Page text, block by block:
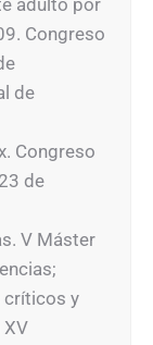
adulto por
Congreso
de
Congreso
de
V Máster
críticos y